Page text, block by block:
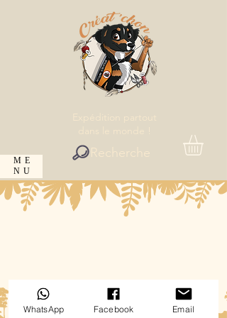
Expédition partout
ME
NU
Recherche
WhatsApp Facebook Email